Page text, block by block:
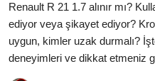
Araba Markaları
Paketler
Renault R 21 1.7 alınır mı?
ediyor veya şikayet ediyor?
uygun, kimler uzak durmalı?
deneyimleri ve dikkat etmeniz